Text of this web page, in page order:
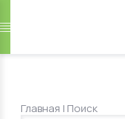
Главная | Поиск